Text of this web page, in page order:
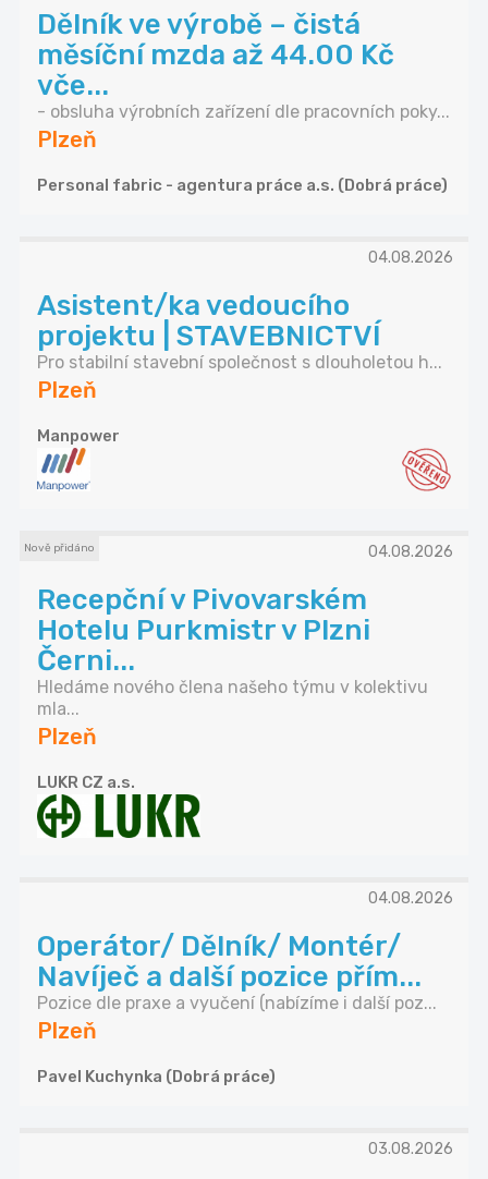
Dělník ve výrobě – čistá
měsíční mzda až 44.00 Kč
vče...
- obsluha výrobních zařízení dle pracovních poky...
Plzeň
Personal fabric - agentura práce a.s. (Dobrá práce)
04.08.2026
Asistent/ka vedoucího
projektu | STAVEBNICTVÍ
Pro stabilní stavební společnost s dlouholetou h...
Plzeň
Manpower
Nově přidáno 04.08.2026
Recepční v Pivovarském
Hotelu Purkmistr v Plzni
Černi...
Hledáme nového člena našeho týmu v kolektivu
mla...
Plzeň
LUKR CZ a.s.
04.08.2026
Operátor/ Dělník/ Montér/
Navíječ a další pozice přím...
Pozice dle praxe a vyučení (nabízíme i další poz...
Plzeň
Pavel Kuchynka (Dobrá práce)
03.08.2026